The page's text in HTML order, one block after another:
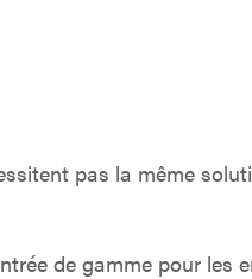
pas la même
de gamme pour les